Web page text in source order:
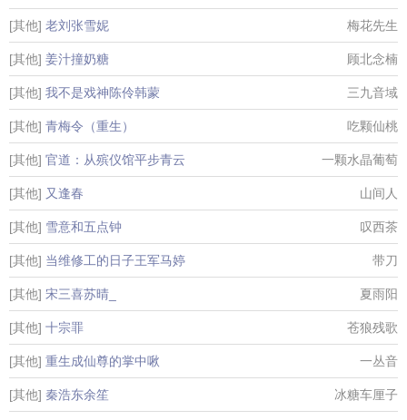
[其他] 老刘张雪妮 梅花先生
[其他] 姜汁撞奶糖 顾北念楠
[其他] 我不是戏神陈伶韩蒙 三九音域
[其他] 青梅令（重生） 吃颗仙桃
[其他] 官道：从殡仪馆平步青云 一颗水晶葡萄
[其他] 又逢春 山间人
[其他] 雪意和五点钟 叹西茶
[其他] 当维修工的日子王军马婷 带刀
[其他] 宋三喜苏晴_ 夏雨阳
[其他] 十宗罪 苍狼残歌
[其他] 重生成仙尊的掌中啾 一丛音
[其他] 秦浩东余笙 冰糖车厘子